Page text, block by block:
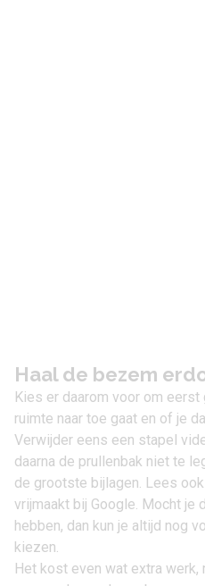
Haal de bezem
Kies er daarom voor om
ruimte naar toe gaat en of je
Verwijder eens een stapel
daarna de prullenbak niet te
de grootste bijlagen. Lees
vrijmaakt bij Google. Mocht je
hebben, dan kun je altijd nog
kiezen.
Het kost even wat extra